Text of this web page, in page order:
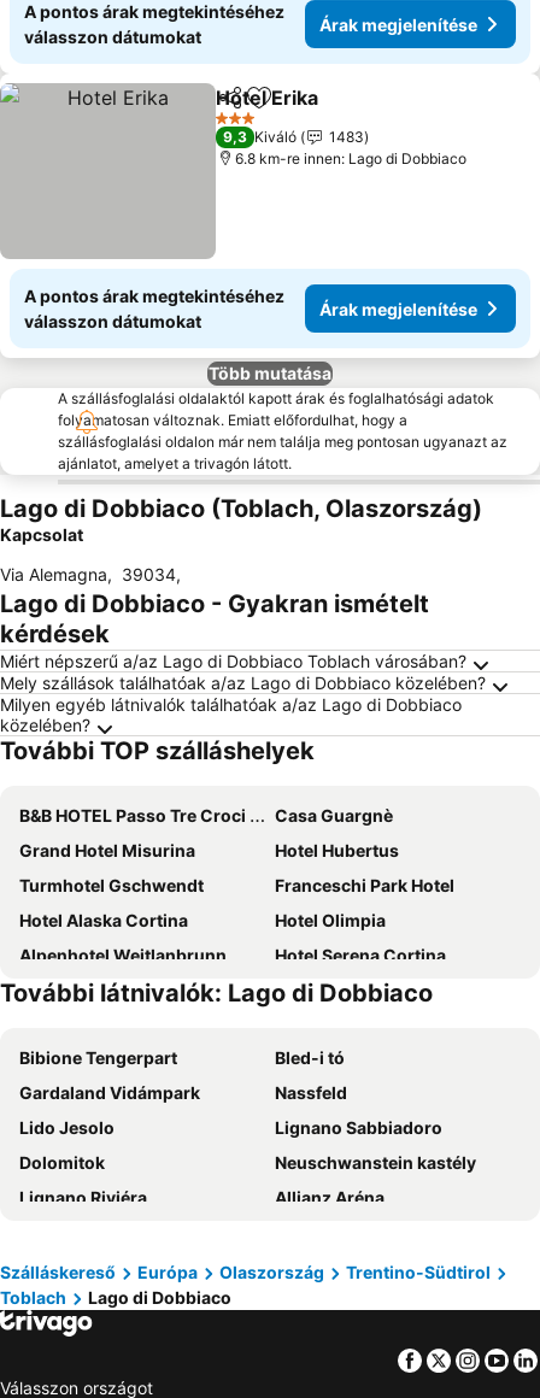
A pontos árak megtekintéséhez
válasszon dátumokat
Árak megjelenítése
Megosztás
Hozzáadás a kedvencekhez
Hotel Erika
3 Kategória
9,3 Kiváló
1483
6.8 km-re innen: Lago di Dobbiaco
A pontos árak megtekintéséhez
válasszon dátumokat
Árak megjelenítése
Több mutatása
A szállásfoglalási oldalaktól kapott árak és foglalhatósági adatok
folyamatosan változnak. Emiatt előfordulhat, hogy a
szállásfoglalási oldalon már nem találja meg pontosan ugyanazt az
ajánlatot, amelyet a trivagón látott.
Lago di Dobbiaco (Toblach, Olaszország)
Kapcsolat
Via Alemagna, 39034,
Lago di Dobbiaco - Gyakran ismételt
kérdések
Miért népszerű a/az Lago di Dobbiaco Toblach városában?
Mely szállások találhatóak a/az Lago di Dobbiaco közelében?
Milyen egyéb látnivalók találhatóak a/az Lago di Dobbiaco
közelében?
További TOP szálláshelyek
B&B HOTEL Passo Tre Croci Cortina
Casa Guargnè
Grand Hotel Misurina
Hotel Hubertus
Turmhotel Gschwendt
Franceschi Park Hotel
Hotel Alaska Cortina
Hotel Olimpia
Alpenhotel Weitlanbrunn
Hotel Serena Cortina
Nord Hotel
Hotel Trenker
Des Alpes Cortina
Hotel Miralago
Hotel Simpaty
Hotel Mooserhof
Hotel Aquila
Hotel Gesser
Hotel Croda Rossa
Hotel Menardi
Hotel Griglieria Pizzeria Gnomo Goloso
Smy Koflerhof Dolomiti
Romantik Hotel Santer
Hotel Dolomiti Des Alpes
Hotel Oasi
Naturhotel Leitlhof
Boutique Hotel Villa Blu Cortina
További látnivalók: Lago di Dobbiaco
Bibione Tengerpart
Bled-i tó
Gardaland Vidámpark
Nassfeld
Lido Jesolo
Lignano Sabbiadoro
Dolomitok
Neuschwanstein kastély
Lignano Riviéra
Allianz Aréna
Sottomarina
Sölden Síközpont
Portorose Strand
Lake Bohinj
Szálláskereső Európa Olaszország
Trentino-Südtirol
Toblach
Lago di Dobbiaco
Facebook
Twitter
Válasszon országot